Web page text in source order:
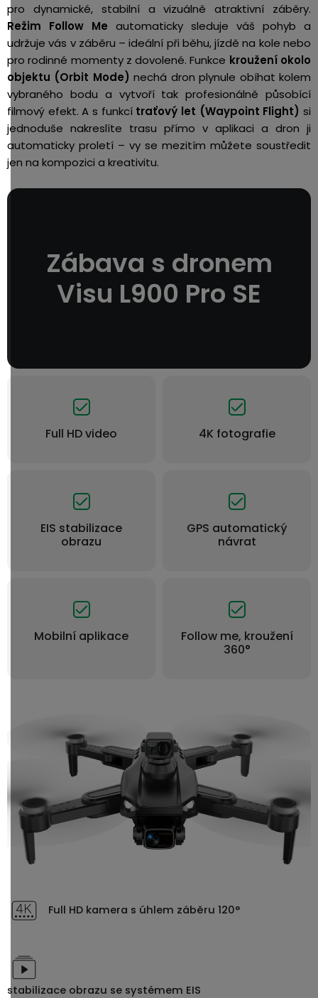
pro dynamické, stabilní a vizuálně atraktivní záběry.
Režim Follow Me automaticky sleduje váš pohyb a
udržuje vás v záběru – ideální při běhu, jízdě na kole nebo
pro rodinné momenty z dovolené. Funkce kroužení okolo
objektu (Orbit Mode) nechá dron plynule obíhat kolem
vybraného bodu a vytvoří tak profesionálně působící
filmový efekt. A s funkcí traťový let (Waypoint Flight) si
jednoduše nakreslíte trasu přímo v aplikaci a dron ji
automaticky proletí – vy se mezitím můžete soustředit
jen na kompozici a kreativitu.
Zábava s dronem
Visu L900 Pro SE
Full HD video 4K fotografie
EIS stabilizace
obrazu
GPS automatický
návrat
Mobilní aplikace
Follow me, kroužení
360°
Full HD kamera s úhlem záběru 120°
stabilizace obrazu se systémem EIS